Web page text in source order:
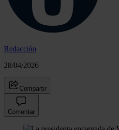
Redacción
28/04/2026
Compartir
Comentar